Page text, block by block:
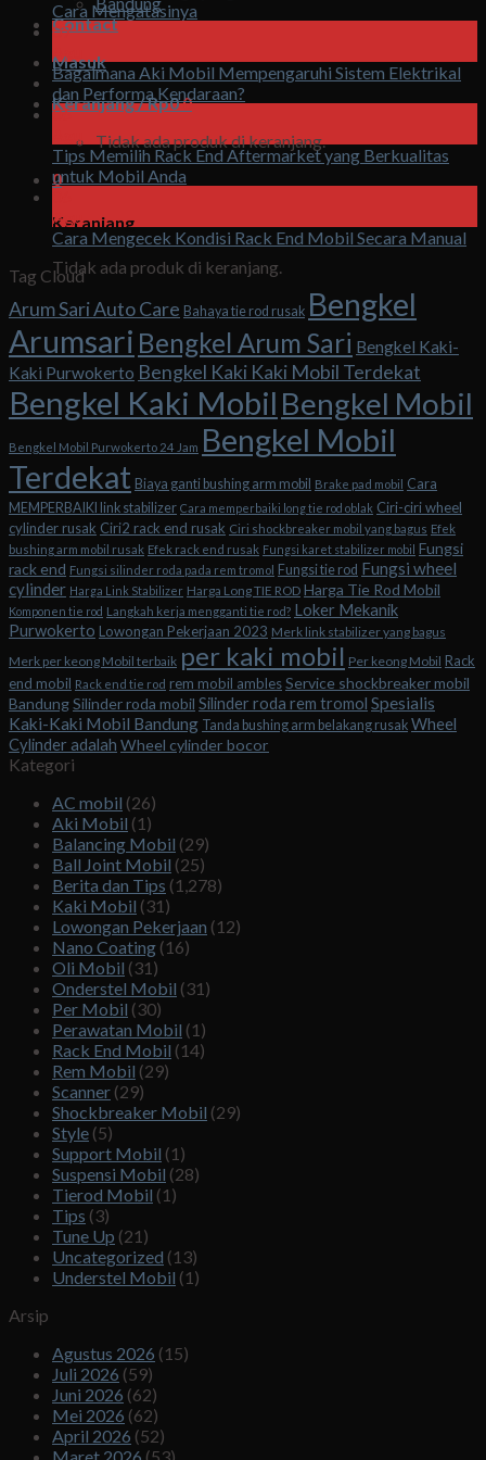
Contact
Masuk
Keranjang /Rp00
Tidak ada produk di keranjang.
0
Keranjang
Tidak ada produk di keranjang.
Cara Mengatasinya
07
Agu
Bagaimana Aki Mobil Mempengaruhi Sistem Elektrikal
dan Performa Kendaraan?
06
Tips Memilih Rack End Aftermarket yang Berkualitas
untuk Mobil Anda
Agu
Cara Mengecek Kondisi Rack End Mobil Secara Manual
Tag Cloud
Arum Sari Auto Care Bahaya tie rod rusak Bengkel
Arumsari Bengkel Arum Sari Bengkel Kaki-
Kaki Purwokerto Bengkel Kaki Kaki Mobil Terdekat
Bengkel Kaki Mobil Bengkel Mobil
Bengkel Mobil Purwokerto 24 Jam Bengkel Mobil
Terdekat Biaya ganti bushing arm mobil Brake pad mobil Cara
MEMPERBAIKI link stabilizer Cara memperbaiki long tie rod oblak Ciri-ciri wheel
cylinder rusak Ciri2 rack end rusak Ciri shockbreaker mobil yang bagus Efek
bushing arm mobil rusak Efek rack end rusak Fungsi karet stabilizer mobil Fungsi
rack end Fungsi silinder roda pada rem tromol Fungsi tie rod Fungsi wheel
cylinder Harga Link Stabilizer Harga Long TIE ROD Harga Tie Rod Mobil
Komponen tie rod Langkah kerja mengganti tie rod? Loker Mekanik
Purwokerto Lowongan Pekerjaan 2023 Merk link stabilizer yang bagus
Merk per keong Mobil terbaik per kaki mobil Per keong Mobil Rack
end mobil Rack end tie rod rem mobil amblesService shockbreaker mobil
BandungSilinder roda mobil Silinder roda rem tromol Spesialis
Kaki-Kaki Mobil Bandung Tanda bushing arm belakang rusak Wheel
Cylinder adalah Wheel cylinder bocor
Kategori
AC mobil (26)
Aki Mobil (1)
Balancing Mobil (29)
Ball Joint Mobil (25)
Berita dan Tips (1,278)
Kaki Mobil (31)
Lowongan Pekerjaan (12)
Nano Coating (16)
Oli Mobil (31)
Onderstel Mobil (31)
Per Mobil (30)
Perawatan Mobil (1)
Rack End Mobil (14)
Rem Mobil (29)
Scanner (29)
Shockbreaker Mobil (29)
Style (5)
Support Mobil (1)
Suspensi Mobil (28)
Tierod Mobil (1)
Tips (3)
Tune Up (21)
Uncategorized (13)
Understel Mobil (1)
Arsip
Agustus 2026 (15)
Juli 2026 (59)
Juni 2026 (62)
Mei 2026 (62)
April 2026 (52)